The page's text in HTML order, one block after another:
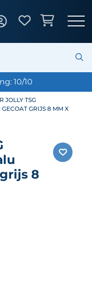
10/10
JOLLY TSG
GRIJS 8 MM X
8